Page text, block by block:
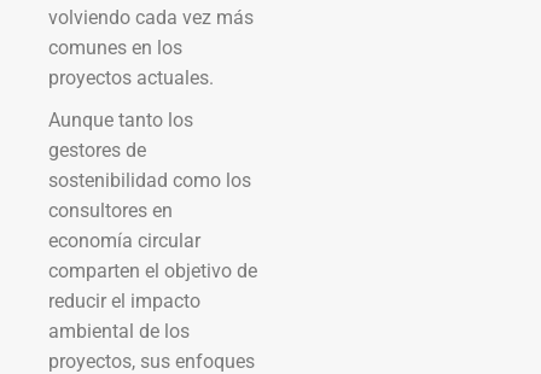
volviendo cada vez más
comunes en los
proyectos actuales.
Aunque tanto los
gestores de
sostenibilidad como los
consultores en
economía circular
comparten el objetivo de
reducir el impacto
ambiental de los
proyectos, sus enfoques